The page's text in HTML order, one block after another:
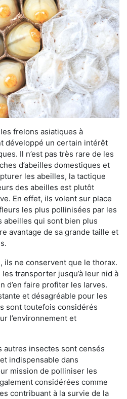
frelons asiatiques à
développé un certain intérêt
Il n’est pas très rare de les
d’abeilles domestiques et
les abeilles, la tactique
des abeilles est plutôt
En effet, ils volent sur place
les plus pollinisées par les
abeilles qui sont bien plus
avantage de sa grande taille et
ils ne conservent que le thorax.
transporter jusqu’à leur nid à
d’en faire profiter les larves.
et désagréable pour les
sont toutefois considérés
l’environnement et
autres insectes sont censés
indispensable dans
mission de polliniser les
considérées comme
contribuant à la survie de la